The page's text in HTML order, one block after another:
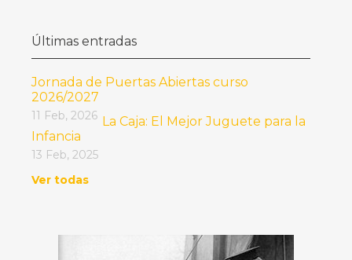
Últimas entradas
Jornada de Puertas Abiertas curso
2026/2027
11 Feb, 2026 La Caja: El Mejor Juguete para la
Infancia
13 Feb, 2025
Ver todas